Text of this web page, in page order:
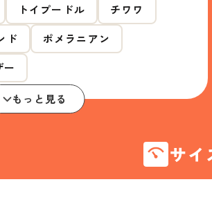
トイプードル
チワワ
ド
ポメラニアン
ー
もっと見る
サイ